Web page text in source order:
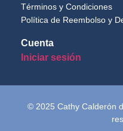
Términos y Condiciones
Política de Reembolso y
Cuenta
Iniciar sesión
© 2025 Cathy Calderón